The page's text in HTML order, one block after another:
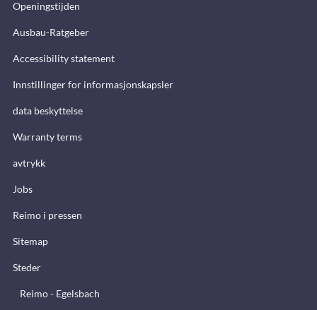
Openingstijden
Ausbau-Ratgeber
Accessibility statement
Innstillinger for informasjonskapsler
data beskyttelse
Warranty terms
avtrykk
Jobs
Reimo i pressen
Sitemap
Steder
Reimo - Egelsbach